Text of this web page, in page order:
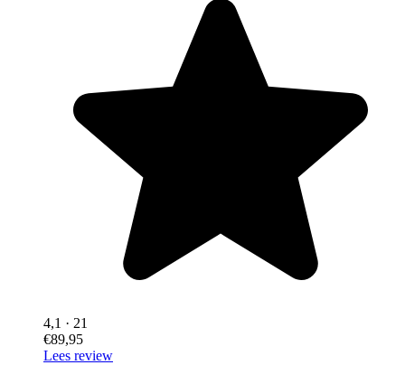
4,1 · 21
€89,95
Lees review